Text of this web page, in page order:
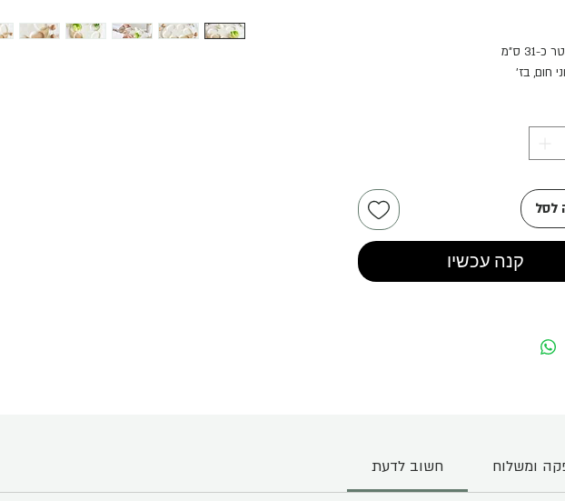
31 ס"מ
חום, בז'
לסל
קנה עכשיו
חשוב לדעת ומשלוח